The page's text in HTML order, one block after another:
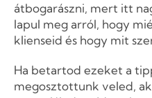
átbogarászni, mert itt
lapul meg arról, hogy
klienseid és hogy mit
Ha betartod ezeket a
megosztottunk veled,